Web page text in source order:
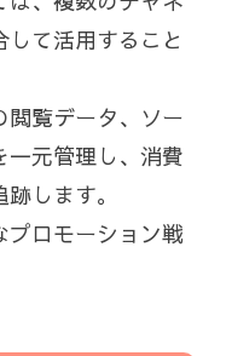
て活用すること
覧データ、ソー
一元管理し、消費
します。
プロモーション戦